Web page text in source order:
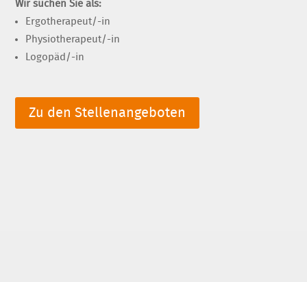
Wir suchen Sie als:
Ergotherapeut/-in
Physiotherapeut/-in
Logopäd/-in
Zu den Stellenangeboten